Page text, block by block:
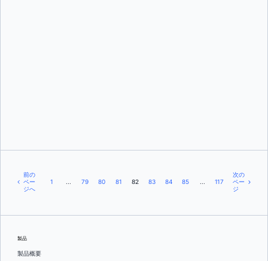
前の
ペー
ジへ
1 ... 79 80 81 82 83 84 85 ... 117
次の
ペー
ジ
製品
製品概要